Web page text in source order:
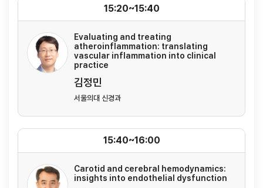
Evaluating and treating
atheroinflammation: translating
vascular inflammation into clinical
practice
김정민
서울의대 신경과
15:20~15:40
Carotid and cerebral hemodynamics:
insights into endothelial dysfunction
15:40~16:00